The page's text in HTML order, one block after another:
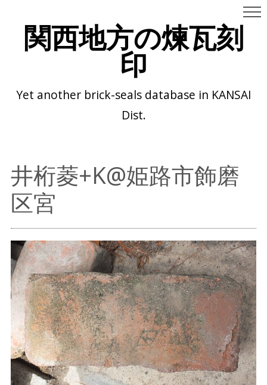
関西地方の煉瓦刻
印
Yet another brick-seals database in KANSAI
Dist.
井桁菱+K@姫路市飾磨
区宮